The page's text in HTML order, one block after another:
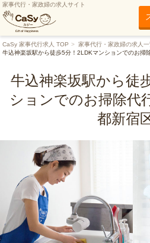
家事代行・家政婦の求人サイト
CaSy 家事代行求人 TOP 家事代行・家政婦の求人一
牛込神楽坂駅から徒歩5分！2LDKマンションでのお掃
牛込神楽坂駅から徒
ションでのお掃除代
都新宿